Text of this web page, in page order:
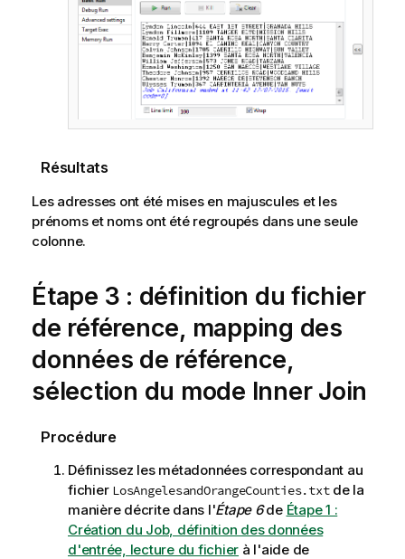
Résultats
Les adresses ont été mises en majuscules et les
prénoms et noms ont été regroupés dans une seule
colonne.
Étape 3 : définition du fichier
de référence, mapping des
données de référence,
sélection du mode Inner Join
Procédure
Définissez les métadonnées correspondant au
fichier LosAngelesandOrangeCounties.txtde la
manière décrite dans l'Étape 6de Étape 1 :
Création du Job, définition des données
d'entrée, lecture du fichier à l'aide de